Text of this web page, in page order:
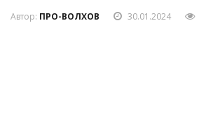
Автор: ПРО-ВОЛХОВ 30.01.2024